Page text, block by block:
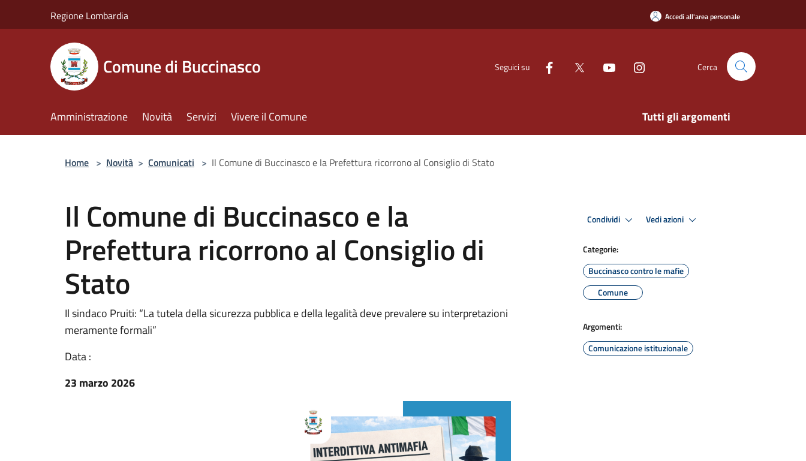
Regione Lombardia Accedi all'area personale
Comune di Buccinasco Seguici su Cerca
Amministrazione Novità Servizi Vivere il Comune Tutti gli argomenti
Home > Novità > Comunicati > Il Comune di Buccinasco e la Prefettura ricorrono al Consiglio di Stato
Il Comune di Buccinasco e la
Prefettura ricorrono al Consiglio di
Stato
Il sindaco Pruiti: “La tutela della sicurezza pubblica e della legalità deve prevalere su interpretazioni
meramente formali”
Data :
23 marzo 2026
Condividi Vedi azioni
Categorie:
Buccinasco contro le mafie
Comune
Argomenti:
Comunicazione istituzionale